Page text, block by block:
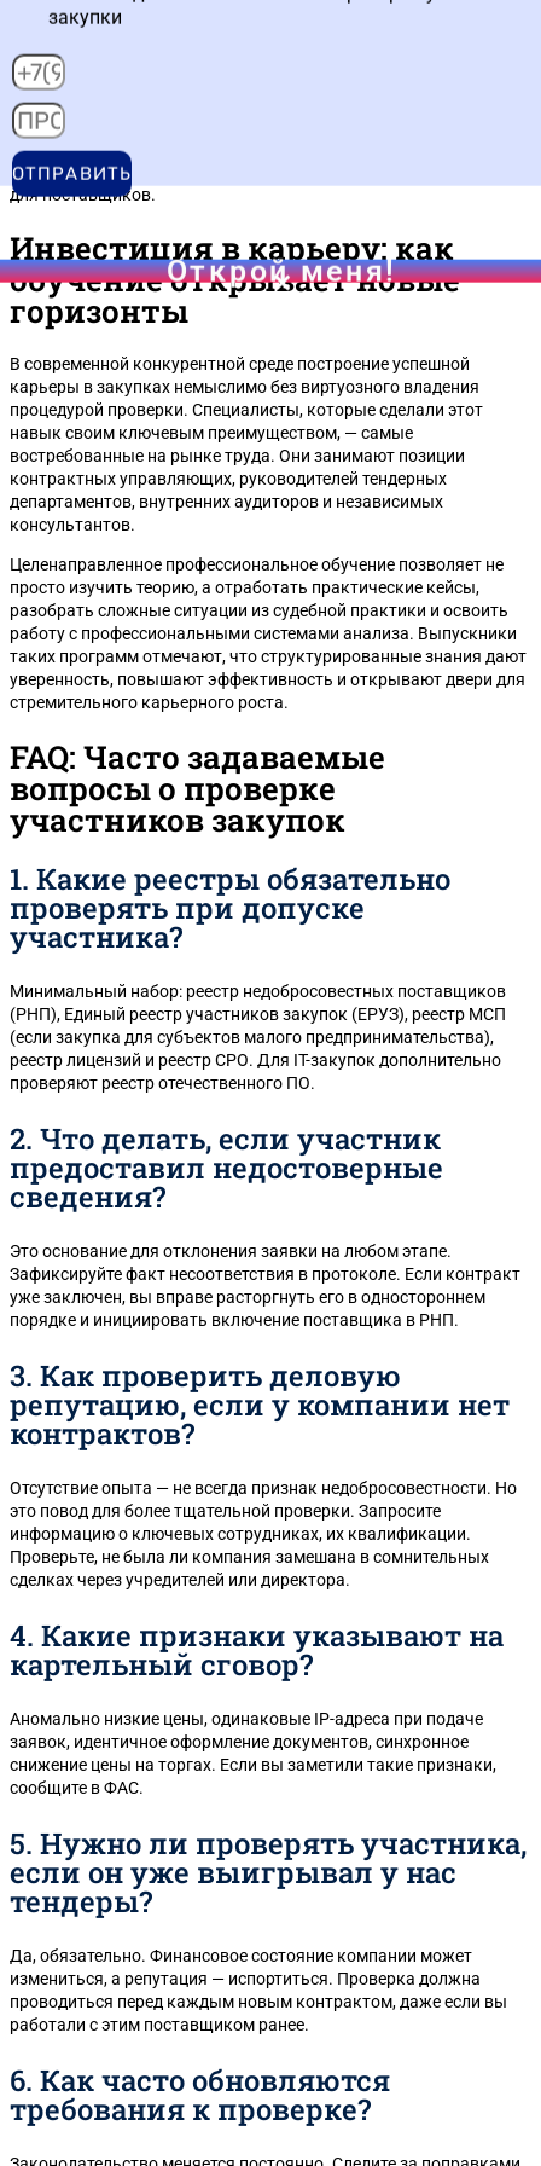
означает колоссальные издержки времени и ресурсов.
Для компаний, ведущих деятельность по всей России, эти риски
многократно возрастают. Судебная практика показывает
тенденцию к ужесточению контроля. Компетентность
сотрудников контрактной службы в вопросах проверки
становится лучшей инвестицией в безопасность бизнеса.
Повысить квалификацию можно на специализированных курсах
для поставщиков.
Инвестиция в карьеру: как
обучение открывает новые
горизонты
В современной конкурентной среде построение успешной
карьеры в закупках немыслимо без виртуозного владения
процедурой проверки. Специалисты, которые сделали этот
навык своим ключевым преимуществом, — самые
востребованные на рынке труда. Они занимают позиции
контрактных управляющих, руководителей тендерных
департаментов, внутренних аудиторов и независимых
консультантов.
Целенаправленное профессиональное обучение позволяет не
просто изучить теорию, а отработать практические кейсы,
разобрать сложные ситуации из судебной практики и освоить
работу с профессиональными системами анализа. Выпускники
таких программ отмечают, что структурированные знания дают
уверенность, повышают эффективность и открывают двери для
стремительного карьерного роста.
FAQ: Часто задаваемые
вопросы о проверке
участников закупок
1. Какие реестры обязательно
проверять при допуске
участника?
Минимальный набор: реестр недобросовестных поставщиков
(РНП), Единый реестр участников закупок (ЕРУЗ), реестр МСП
(если закупка для субъектов малого предпринимательства),
реестр лицензий и реестр СРО. Для IT-закупок дополнительно
проверяют реестр отечественного ПО.
2. Что делать, если участник
предоставил недостоверные
сведения?
Это основание для отклонения заявки на любом этапе.
Зафиксируйте факт несоответствия в протоколе. Если контракт
уже заключен, вы вправе расторгнуть его в одностороннем
порядке и инициировать включение поставщика в РНП.
3. Как проверить деловую
репутацию, если у компании нет
контрактов?
Отсутствие опыта — не всегда признак недобросовестности. Но
это повод для более тщательной проверки. Запросите
информацию о ключевых сотрудниках, их квалификации.
Проверьте, не была ли компания замешана в сомнительных
сделках через учредителей или директора.
4. Какие признаки указывают на
картельный сговор?
Аномально низкие цены, одинаковые IP-адреса при подаче
заявок, идентичное оформление документов, синхронное
снижение цены на торгах. Если вы заметили такие признаки,
сообщите в ФАС.
5. Нужно ли проверять участника,
если он уже выигрывал у нас
тендеры?
Да, обязательно. Финансовое состояние компании может
измениться, а репутация — испортиться. Проверка должна
проводиться перед каждым новым контрактом, даже если вы
работали с этим поставщиком ранее.
6. Как часто обновляются
требования к проверке?
закупки
ОТПРАВИТЬ
Открой меня!